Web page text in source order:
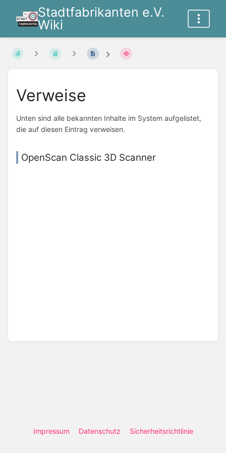
Stadtfabrikanten e.V.
Wiki
Verweise
Unten sind alle bekannten Inhalte im System aufgelistet,
die auf diesen Eintrag verweisen.
OpenScan Classic 3D Scanner
Impressum Datenschutz Sicherheitsrichtlinie